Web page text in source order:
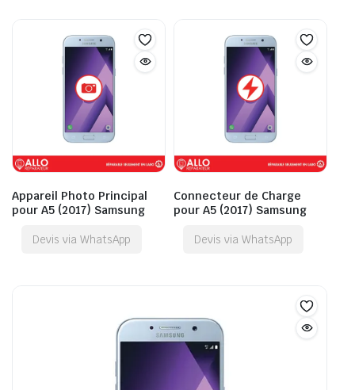
Appareil Photo Principal
pour A5 (2017) Samsung
Devis via WhatsApp
Connecteur de Charge
pour A5 (2017) Samsung
Devis via WhatsApp